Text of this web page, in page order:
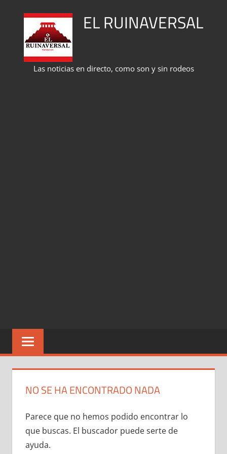
contenido
EL RUINAVERSAL
Las noticias en directo, como son y sin rodeos
NO SE HA ENCONTRADO NADA
Parece que no hemos podido encontrar lo
que buscas. El buscador puede serte de
ayuda.